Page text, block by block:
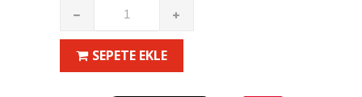
SEPETE EKLE